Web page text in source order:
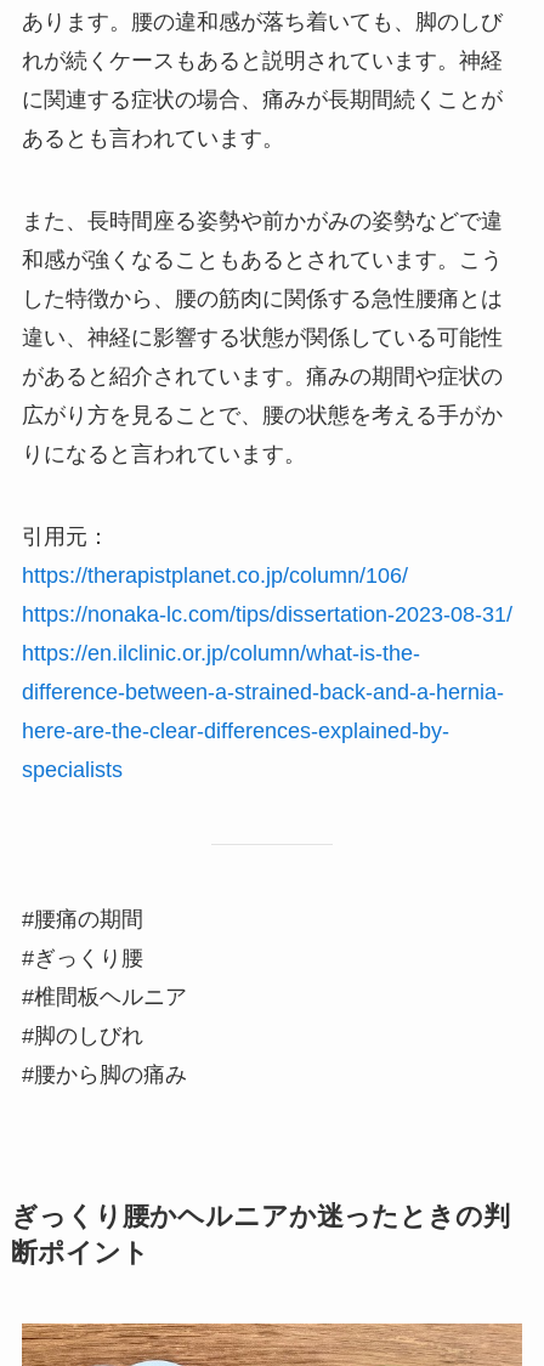
あります。腰の違和感が落ち着いても、脚のしび
れが続くケースもあると説明されています。神経
に関連する症状の場合、痛みが長期間続くことが
あるとも言われています。
また、長時間座る姿勢や前かがみの姿勢などで違
和感が強くなることもあるとされています。こう
した特徴から、腰の筋肉に関係する急性腰痛とは
違い、神経に影響する状態が関係している可能性
があると紹介されています。痛みの期間や症状の
広がり方を見ることで、腰の状態を考える手がか
りになると言われています。
引用元：
https://therapistplanet.co.jp/column/106/
https://nonaka-lc.com/tips/dissertation-2023-08-31/
https://en.ilclinic.or.jp/column/what-is-the-
difference-between-a-strained-back-and-a-hernia-
here-are-the-clear-differences-explained-by-
specialists
#腰痛の期間
#ぎっくり腰
#椎間板ヘルニア
#脚のしびれ
#腰から脚の痛み
ぎっくり腰かヘルニアか迷ったときの判
断ポイント